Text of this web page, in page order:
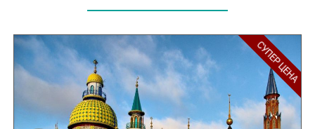
СУПЕР ЦЕНА